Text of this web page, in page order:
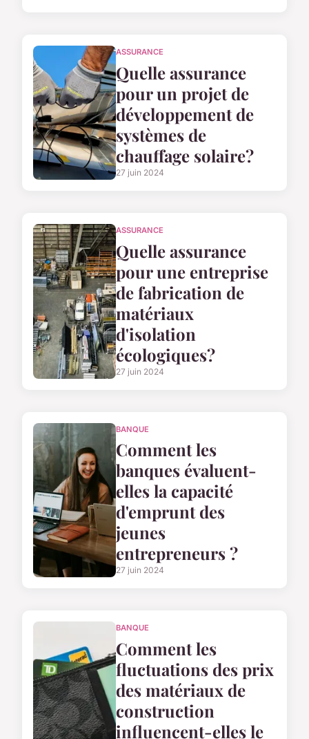
ASSURANCE
Quelle assurance
pour un projet de
développement de
systèmes de
chauffage solaire?
27 juin 2024
ASSURANCE
Quelle assurance
pour une entreprise
de fabrication de
matériaux
d'isolation
écologiques?
27 juin 2024
BANQUE
Comment les
banques évaluent-
elles la capacité
d'emprunt des
jeunes
entrepreneurs ?
27 juin 2024
BANQUE
Comment les
fluctuations des prix
des matériaux de
construction
influencent-elles le